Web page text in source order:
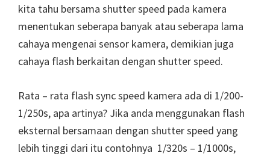
kita tahu bersama shutter speed pada kamera
menentukan seberapa banyak atau seberapa lama
cahaya mengenai sensor kamera, demikian juga
cahaya flash berkaitan dengan shutter speed.
Rata – rata flash sync speed kamera ada di 1/200-
1/250s, apa artinya? Jika anda menggunakan flash
eksternal bersamaan dengan shutter speed yang
lebih tinggi dari itu contohnya 1/320s – 1/1000s,